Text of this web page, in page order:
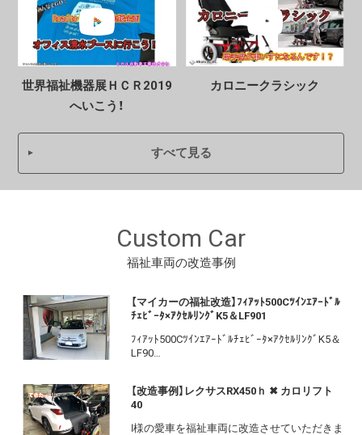
世界福祉機器展ＨＣＲ2019
へいこう！
カロニークラシック
すべて見る
Custom Car
福祉車両の改造事例
【マイカーの福祉改造】ﾌｨｱｯﾄ500Cﾂｲﾝｴｱｰﾄﾞﾙ
ﾁｪﾋﾞｰﾀ×ｱｸｾﾙﾘﾝｸﾞK5＆LF901
ﾌｨｱｯﾄ500Cﾂｲﾝｴｱｰﾄﾞﾙﾁｪﾋﾞｰﾀ×ｱｸｾﾙﾘﾝｸﾞK5＆
LF90…
【改造事例】レクサスRX450ｈ ✖ カロリフト
40
Ⅰ様の愛車を福祉車両に改造させていただきま